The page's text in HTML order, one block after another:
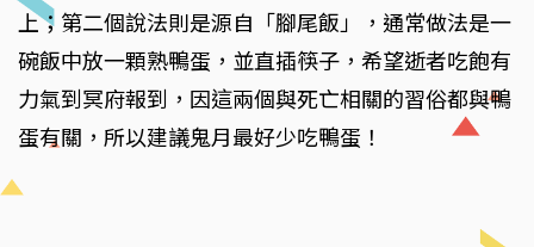
上；第二個說法則是源自「腳尾飯」，通常做法是一
碗飯中放一顆熟鴨蛋，並直插筷子，希望逝者吃飽有
力氣到冥府報到，因這兩個與死亡相關的習俗都與鴨
蛋有關，所以建議鬼月最好少吃鴨蛋！